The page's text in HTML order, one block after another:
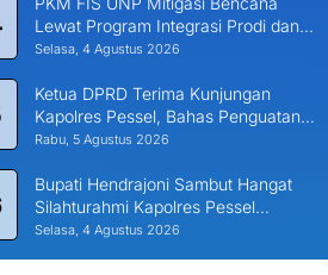
Lewat Program Integrasi Prodi dan
Nagari di Padang Laweh Malalo
Selasa, 4 Agustus 2026
Ketua DPRD Terima Kunjungan
Kapolres Pessel, Bahas Penguatan
Kerjasama Hankamtibmas
Rabu, 5 Agustus 2026
Bupati Hendrajoni Sambut Hangat
Silahturahmi Kapolres Pessel
Bersama PJU
Selasa, 4 Agustus 2026